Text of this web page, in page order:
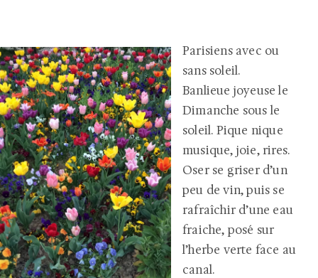
Parisiens avec ou
sans soleil.
Banlieue joyeuse le
Dimanche sous le
soleil. Pique nique
musique, joie, rires.
Oser se griser d’un
peu de vin, puis se
rafraîchir d’une eau
fraiche, posé sur
l’herbe verte face au
canal.